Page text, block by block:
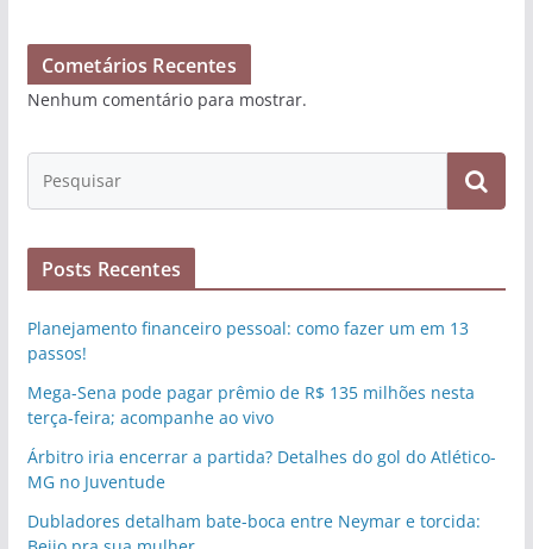
Cometários Recentes
Nenhum comentário para mostrar.
Posts Recentes
Planejamento financeiro pessoal: como fazer um em 13
passos!
Mega-Sena pode pagar prêmio de R$ 135 milhões nesta
terça-feira; acompanhe ao vivo
Árbitro iria encerrar a partida? Detalhes do gol do Atlético-
MG no Juventude
Dubladores detalham bate-boca entre Neymar e torcida: